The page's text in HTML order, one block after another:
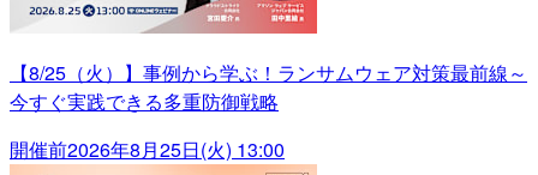
【8/25（火）】事例から学ぶ！ランサムウェア対策最前線～
今すぐ実践できる多重防御戦略
開催前2026年8月25日(火) 13:00